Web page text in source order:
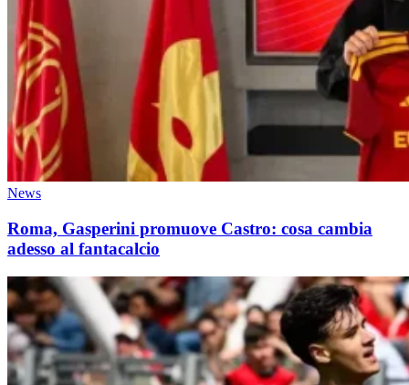
News
Roma, Gasperini promuove Castro: cosa cambia
adesso al fantacalcio